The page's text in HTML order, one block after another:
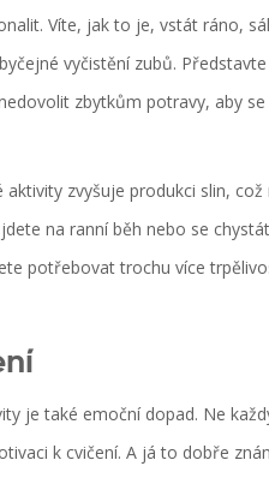
Víte, jak to je, vstát ráno,
vyčistění zubů.
zbytkům potravy, aby se
zvyšuje produkci slin, což
na ranní běh nebo se
potřebovat trochu více
je také emoční dopad. Ne
k cvičení. A já to dobře